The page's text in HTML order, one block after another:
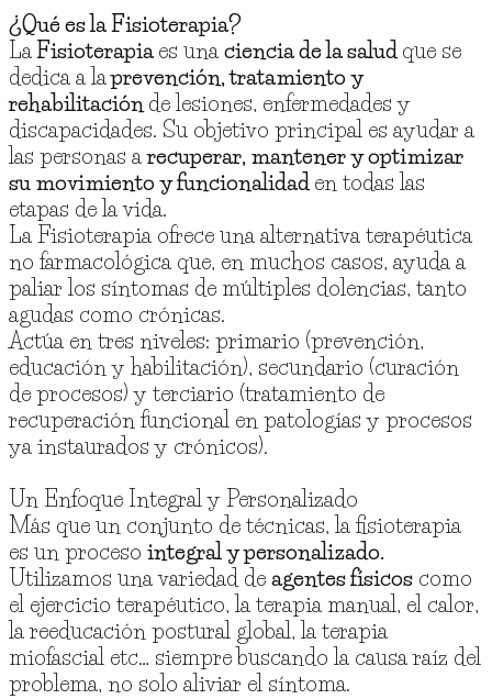
¿Qué es la Fisioterapia?
LaFisioterapiaes una ciencia de la saludque se
dedica a laprevención, tratamiento y
rehabilitación de lesiones, enfermedades y
discapacidades. Su objetivo principal es ayudar a
las personas arecuperar, mantener y optimizar
su movimiento y funcionalidaden todas las
etapas de la vida.
La Fisioterapia ofrece una alternativa terapéutica
no farmacológica que, en muchos casos, ayuda a
paliar los síntomas de múltiples dolencias, tanto
agudas como crónicas.
Actúa en tres niveles: primario (prevención,
educación y habilitación), secundario (curación
de procesos) y terciario (tratamiento de
recuperación funcional en patologías y procesos
ya instaurados y crónicos).
Un Enfoque Integral y Personalizado
Más que un conjunto de técnicas, la fisioterapia
es un proceso integral y personalizado.
Utilizamos una variedad de agentes físicos como
el ejercicio terapéutico, la terapia manual, el calor,
la reeducación postural global, la terapia
miofascial etc… siempre buscando la causa raíz del
problema, no solo aliviar el síntoma.